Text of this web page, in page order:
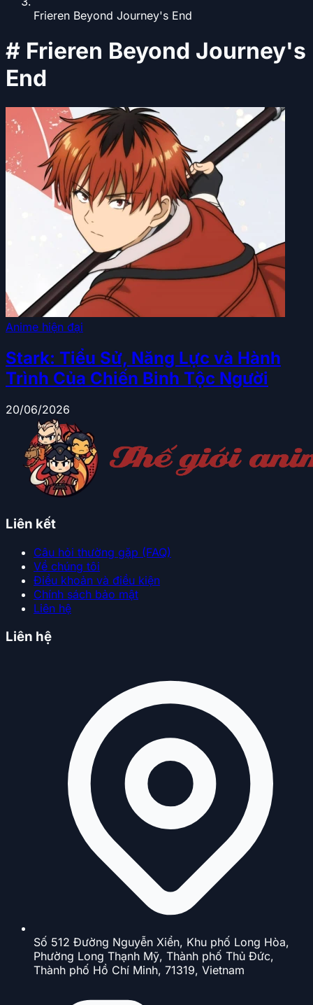
Frieren Beyond Journey's End
# Frieren Beyond Journey's
End
Anime hiện đại
Stark: Tiểu Sử, Năng Lực và Hành
Trình Của Chiến Binh Tộc Người
20/06/2026
Liên kết
Câu hỏi thường gặp (FAQ)
Về chúng tôi
Điều khoản và điều kiện
Chính sách bảo mật
Liên hệ
Liên hệ
Số 512 Đường Nguyễn Xiển, Khu phố Long Hòa,
Phường Long Thạnh Mỹ, Thành phố Thủ Đức,
Thành phố Hồ Chí Minh, 71319, Vietnam